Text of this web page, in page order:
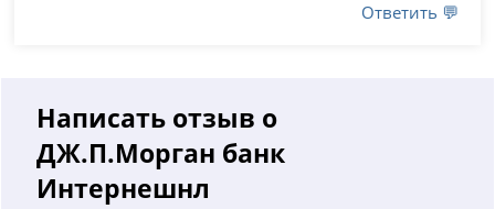
Ответить 💬
Написать отзыв о
ДЖ.П.Морган банк
Интернешнл